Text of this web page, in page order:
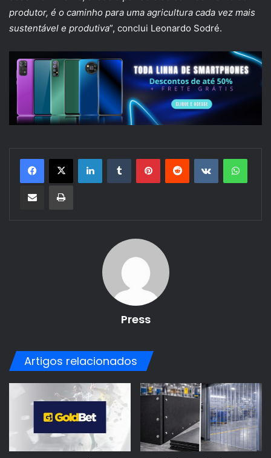
produtor, é o caminho para uma agricultura cada vez mais
sustentável e produtiva”, conclui Leonardo Sodré.
LinkedinTumblr PinterestReddit VK
Compartilhar via e-mail Imprimir
Press
Artigos relacionados